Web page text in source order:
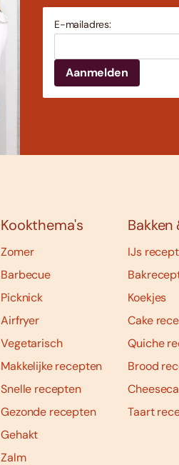
E-mailadres:
Kookthema's
Zomer
Barbecue
Picknick
Airfryer
Vegetarisch
Makkelijke recepten
Snelle recepten
Gezonde recepten
Gehakt
Zalm
Bakken
IJs
Koekjes
Cake
Quiche
Brood
Taart